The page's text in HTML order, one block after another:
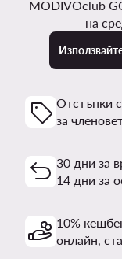
MODIVOclub
на
Отстъпки
за
30 дни за
14 дни за
10%
онлайн,